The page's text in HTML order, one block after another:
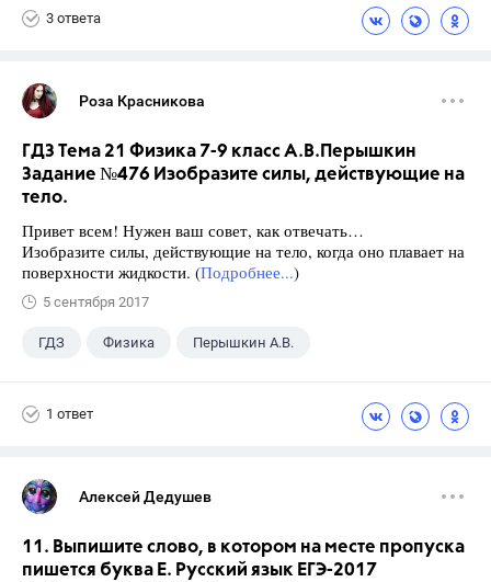
3 ответа
Роза Красникова
ГДЗ Тема 21 Физика 7-9 класс А.В.Перышкин
Задание №476 Изобразите силы, действующие на
тело.
Привет всем! Нужен ваш совет, как отвечать…
Изобразите силы, действующие на тело, когда оно плавает на
поверхности жидкости. (Подробнее...)
5 сентября 2017
ГДЗ Физика Перышкин А.В.
1 ответ
Алексей Дедушев
11. Выпишите слово, в котором на месте пропуска
пишется буква Е. Русский язык ЕГЭ-2017